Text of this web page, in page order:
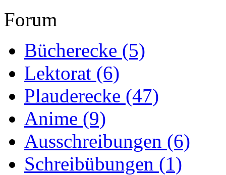
Forum
Bücherecke (5)
Lektorat (6)
Plauderecke (47)
Anime (9)
Ausschreibungen (6)
Schreibübungen (1)